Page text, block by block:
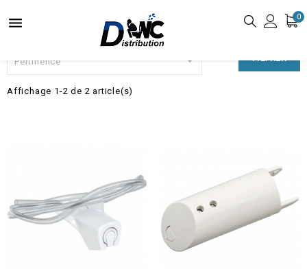
 0
Pertinence  FILTRER
Affichage 1-2 de 2 article(s)